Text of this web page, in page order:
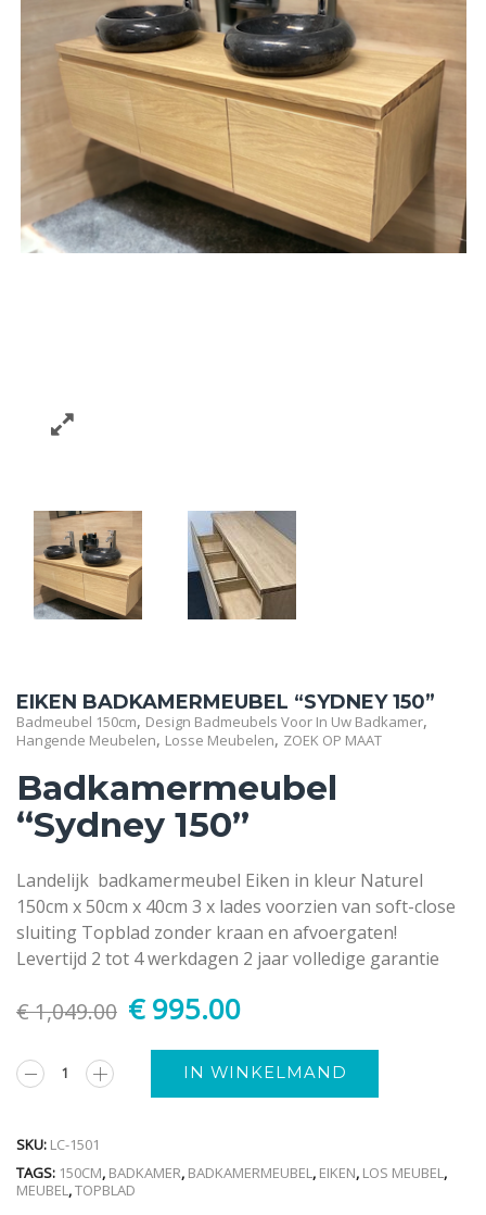
EIKEN BADKAMERMEUBEL “SYDNEY 150”
Badmeubel 150cm, Design Badmeubels Voor In Uw Badkamer,
Hangende Meubelen, Losse Meubelen, ZOEK OP MAAT
Badkamermeubel
“Sydney 150”
Landelijk badkamermeubel Eiken in kleur Naturel
150cm x 50cm x 40cm 3 x lades voorzien van soft-close
sluiting Topblad zonder kraan en afvoergaten!
Levertijd 2 tot 4 werkdagen 2 jaar volledige garantie
€1,049.00 €995.00
IN WINKELMAND
SKU: LC-1501
TAGS: 150CM, BADKAMER, BADKAMERMEUBEL, EIKEN, LOS MEUBEL,
MEUBEL,TOPBLAD